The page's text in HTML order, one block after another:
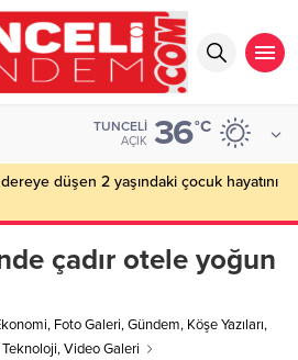
TUNCELI
AÇIK 36°C
dereye düşen 2 yaşındaki çocuk hayatını
çadır otele yoğun
, Foto Galeri,Gündem, Köşe Yazıları,
Teknoloji,Video Galeri